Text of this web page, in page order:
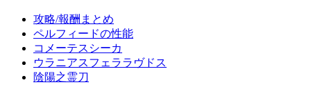
攻略/報酬まとめ
ペルフィードの性能
コメーテスシーカ
ウラニアスフェララヴドス
陰陽之霊刀